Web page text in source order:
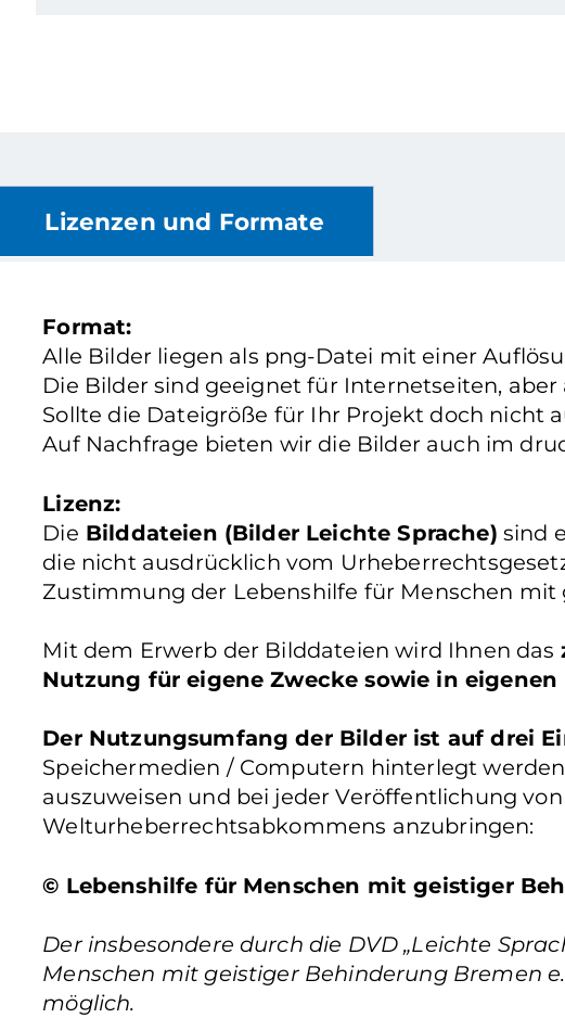
Lizenzen und Formate
Format:
Alle Bilder liegen als png-Datei mit einer
Die Bilder sind geeignet für Internetseiten,
Sollte die Dateigröße für Ihr Projekt doch nicht
Auf Nachfrage bieten wir die Bilder auch im
Lizenz:
Die Bilddateien (Bilder Leichte Sprache) sind
die nicht ausdrücklich vom
Zustimmung der Lebenshilfe für Menschen mit
Mit dem Erwerb der Bilddateien wird Ihnen das
Nutzung für eigene Zwecke sowie in
Der Nutzungsumfang der Bilder ist auf drei
Speichermedien / Computern hinterlegt
auszuweisen und bei jeder Veröffentlichung
Welturheberrechtsabkommens anzubringen:
© Lebenshilfe für Menschen mit geistiger
Der insbesondere durch die DVD „Leichte
Menschen mit geistiger Behinderung Bremen
möglich.